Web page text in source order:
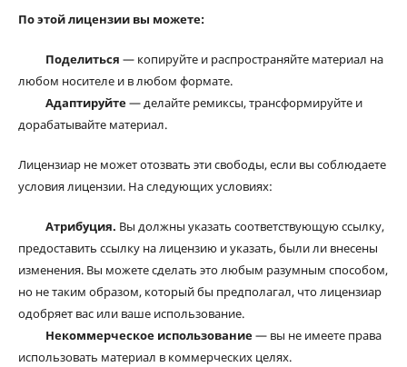
По этой лицензии вы можете:
Поделиться — копируйте и распространяйте материал на
любом носителе и в любом формате.
Адаптируйте— делайте ремиксы, трансформируйте и
дорабатывайте материал.
Лицензиар не может отозвать эти свободы, если вы соблюдаете
условия лицензии. На следующих условиях:
Атрибуция. Вы должны указать соответствующую ссылку,
предоставить ссылку на лицензию и указать, были ли внесены
изменения. Вы можете сделать это любым разумным способом,
но не таким образом, который бы предполагал, что лицензиар
одобряет вас или ваше использование.
Некоммерческое использование— вы не имеете права
использовать материал в коммерческих целях.